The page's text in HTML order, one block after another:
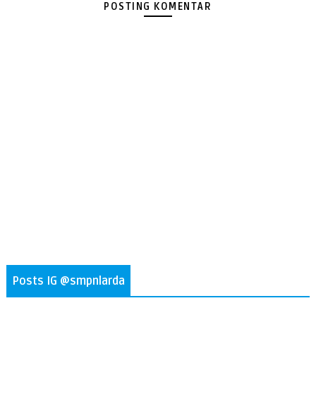
POSTING KOMENTAR
Posts IG @smpnlarda